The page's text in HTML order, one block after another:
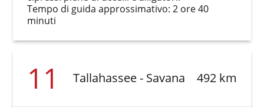
Tempo di guida approssimativo: 2 ore 40
minuti
11 Tallahassee - Savana 492 km